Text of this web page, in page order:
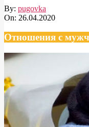
By: pugovka
On: 26.04.2020
Отношения с